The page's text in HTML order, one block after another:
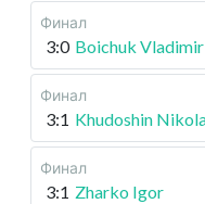
Финал
3:0 Boichuk Vladimir
Финал
3:1 Khudoshin
Финал
3:1 Zharko Igor